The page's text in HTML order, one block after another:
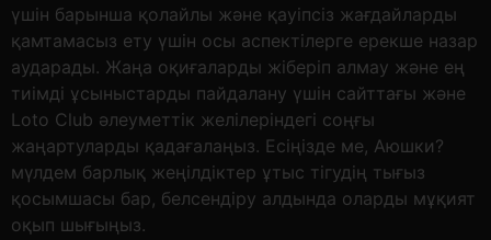
үшін барынша қолайлы және қауіпсіз жағдайларды
қамтамасыз ету үшін осы аспектілерге ерекше назар
аударады. Жаңа оқиғаларды жіберіп алмау және ең
тиімді ұсыныстарды пайдалану үшін сайттағы және
Loto Club әлеуметтік желілеріндегі соңғы
жаңартуларды қадағалаңыз. Есіңізде ме, Аюшки?
мүлдем барлық жеңілдіктер ұтыс тігудің тығыз
қосымшасы бар, белсендіру алдында оларды мұқият
оқып шығыңыз.